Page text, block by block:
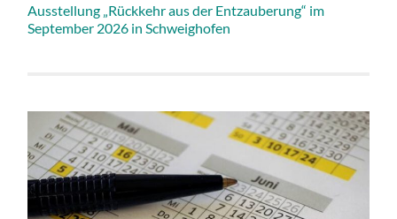
Ausstellung „Rückkehr aus der Entzauberung“ im
September 2026 in Schweighofen